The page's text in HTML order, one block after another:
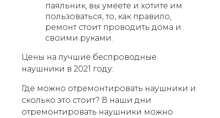
паяльник, вы умеете и хотите им
пользоваться, то, как правило,
ремонт стоит проводить дома и
своими руками.
Цены на лучшие беспроводные
наушники в 2021 году:
Где можно отремонтировать наушники и
сколько это стоит? В наши дни
отремонтировать наушники можно